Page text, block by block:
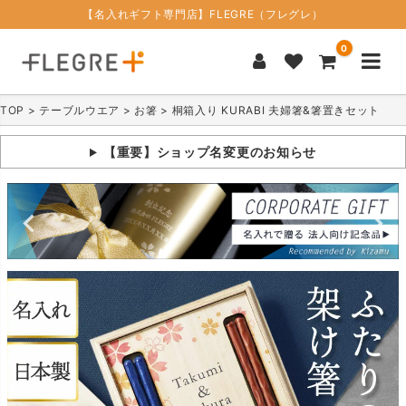
【名入れギフト専門店】FLEGRE（フレグレ）
0
TOP テーブルウエア お箸 桐箱入り KURABI 夫婦箸&箸置きセット
【重要】ショップ名変更のお知らせ